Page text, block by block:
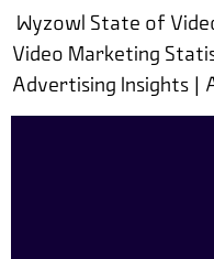
Wyzowl State of
Video Marketing
Advertising Insights |